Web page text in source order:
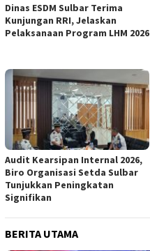
Dinas ESDM Sulbar Terima
Kunjungan RRI, Jelaskan
Pelaksanaan Program LHM 2026
Audit Kearsipan Internal 2026,
Biro Organisasi Setda Sulbar
Tunjukkan Peningkatan
Signifikan
BERITA UTAMA